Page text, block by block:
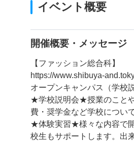
イベント概要
開催概要・メッセージ
【ファッション総合科】
https://www.shibuya-
オープンキャンパス（学校
★学校説明会★授業のこと
費・奨学金など学校につい
★体験実習★様々な内容で
校生もサポートします。出